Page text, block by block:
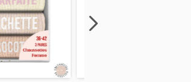
Next Previous